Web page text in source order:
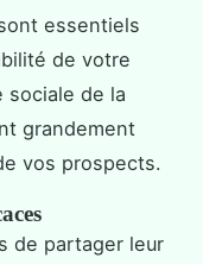
essentiels
de votre
sociale de la
grandement
vos prospects.
de partager leur